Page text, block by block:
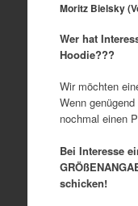
Moritz Bielsky
Wer hat
Hoodie???
Wir möchten
Wenn
nochmal einen
Bei Interesse
schicken!